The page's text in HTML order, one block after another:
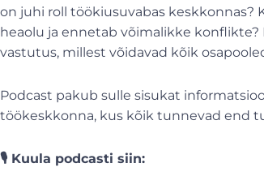
on juhi roll töökiusuvabas
heaolu ja ennetab võimalikke
vastutus, millest võidavad kõik
Podcast pakub sulle sisukat
töökeskkonna, kus kõik tunnevad end
🎙️ Kuula podcasti siin: